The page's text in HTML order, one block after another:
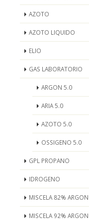
AZOTO
AZOTO LIQUIDO
ELIO
GAS LABORATORIO
ARGON 5.0
ARIA 5.0
AZOTO 5.0
OSSIGENO 5.0
GPL PROPANO
IDROGENO
MISCELA 82%
MISCELA 92%